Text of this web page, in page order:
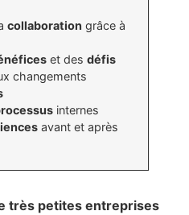
collaboration grâce à
et desdéfis
changements
internes
avant et après
très petites entreprises